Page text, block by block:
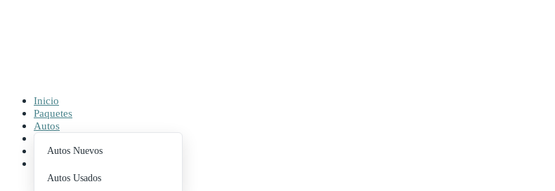
Inicio
Paquetes
Autos
Autos Nuevos
Autos Usados
Contacto